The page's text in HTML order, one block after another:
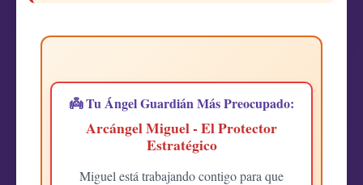
👼 Tu Ángel Guardián Más Preocupado:
Arcángel Miguel - El Protector
Estratégico
Miguel está trabajando contigo para que